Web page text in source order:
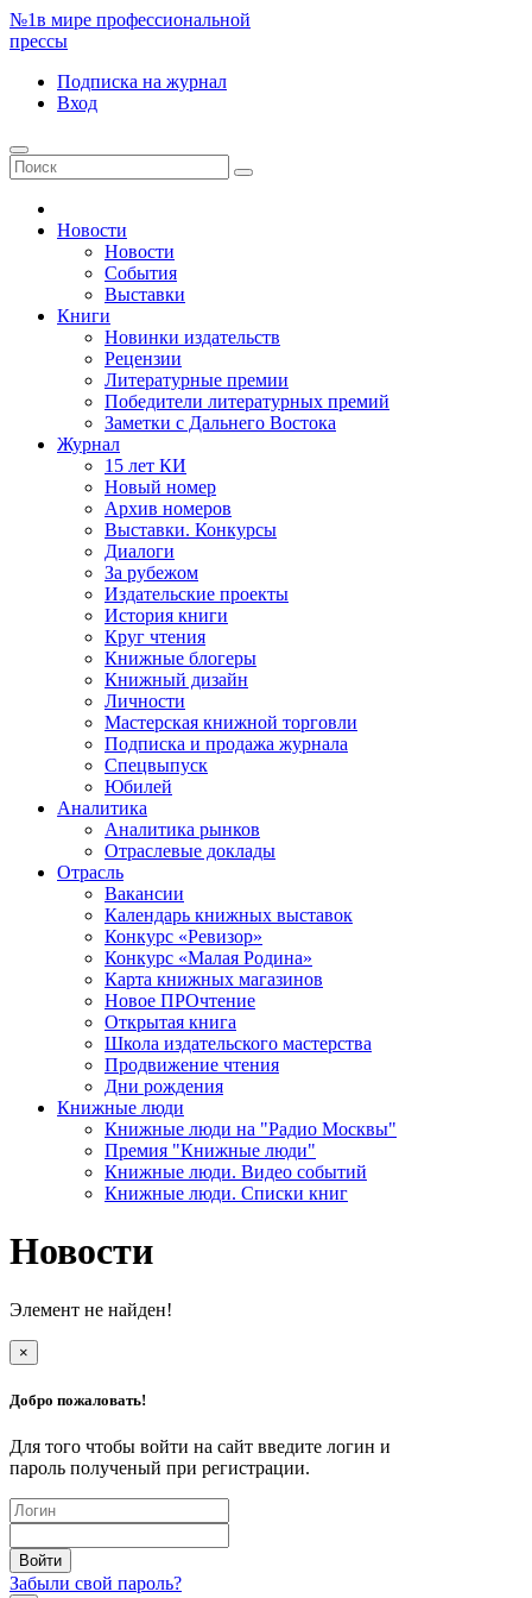
№1в мире профессиональной
прессы
Подписка на журнал
Вход
Новости
Новости
События
Выставки
Книги
Новинки издательств
Рецензии
Литературные премии
Победители литературных премий
Заметки с Дальнего Востока
Журнал
15 лет КИ
Новый номер
Архив номеров
Выставки. Конкурсы
Диалоги
За рубежом
Издательские проекты
История книги
Круг чтения
Книжные блогеры
Книжный дизайн
Личности
Мастерская книжной торговли
Подписка и продажа журнала
Спецвыпуск
Юбилей
Аналитика
Аналитика рынков
Отраслевые доклады
Отрасль
Вакансии
Календарь книжных выставок
Конкурс «Ревизор»
Конкурс «Малая Родина»
Карта книжных магазинов
Новое ПРОчтение
Открытая книга
Школа издательского мастерства
Продвижение чтения
Дни рождения
Книжные люди
Книжные люди на "Радио Москвы"
Премия "Книжные люди"
Книжные люди. Видео событий
Книжные люди. Списки книг
Новости
Элемент не найден!
×
Добро пожаловать!
Для того чтобы войти на сайт введите логин и
пароль полученый при регистрации.
Забыли свой пароль?